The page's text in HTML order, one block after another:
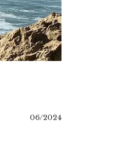
06/2024